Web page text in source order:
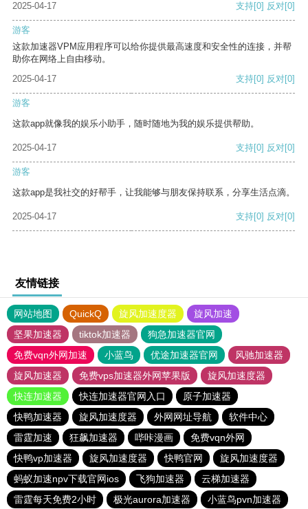
2025-04-17
支持[0] 反对[0]
游客
这款加速器VPM应用程序可以给你提供最高速度和安全性的连接，并帮
助你在网络上自由移动。
2025-04-17
支持[0] 反对[0]
游客
这款app就像我的娱乐小助手，随时随地为我的娱乐提供帮助。
2025-04-17 支持[0] 反对[0]
游客
这款app是我社交的好帮手，让我能够与朋友保持联系，分享生活点滴。
2025-04-17 支持[0] 反对[0]
友情链接
网站地图 QuickQ 旋风加速度器
旋风加速
坚果加速器
tiktok加速器
狗急加速器官网
免费vqn外网加速
小蓝鸟 优途加速器官网
风驰加速器
旋风加速器
免费vps加速器外网苹果版
旋风加速度器
快连加速器
快连加速器官网入口
原子加速器
快鸭加速器
旋风加速度器 外网网址导航
软件中心
雷霆加速
狂飙加速器 哔咔漫画
免费vqn外网
快鸭vp加速器
旋风加速度器 快鸭官网
旋风加速度器
蚂蚁加速npv下载官网ios
飞狗加速器
云梯加速器
雷霆每天免费2小时
极光aurora加速器 小蓝鸟pvn加速器